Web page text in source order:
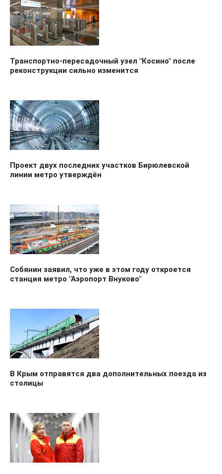
Транспортно-пересадочный узел "Косино" после
реконструкции сильно изменится
Проект двух последних участков Бирюлевской
линии метро утверждён
Собянин заявил, что уже в этом году откроется
станция метро "Аэропорт Внуково"
В Крым отправятся два дополнительных поезда из
столицы